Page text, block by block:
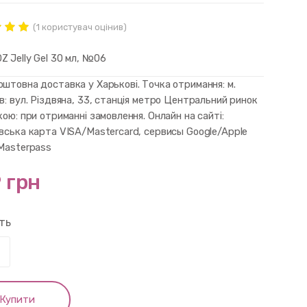
of
on
(1 користувач оцінив)
Jelly Gel 30 мл, №06
доставка у Харькові. Точка отримання: м.
вул. Різдвяна, 33, станція метро Центральний ринок
при отриманні замовлення. Онлайн на сайті:
карта VISA/Mastercard, сервисы Google/Apple
Купити